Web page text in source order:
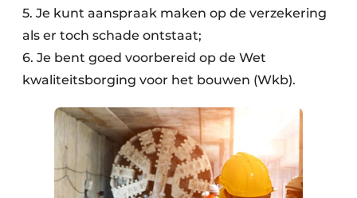
5. Je kunt aanspraak maken op de verzekering
als er toch schade ontstaat;
6. Je bent goed voorbereid op de Wet
kwaliteitsborging voor het bouwen (Wkb).